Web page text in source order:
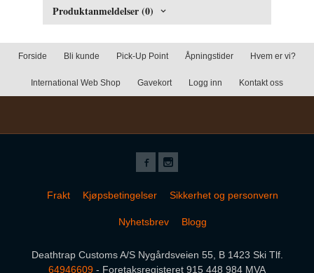
Produktanmeldelser (0)
Forside Bli kunde Pick-Up Point Åpningstider Hvem er vi?
International Web Shop Gavekort Logg inn Kontakt oss
Frakt Kjøpsbetingelser Sikkerhet og personvern
Nyhetsbrev Blogg
Deathtrap Customs A/S Nygårdsveien 55, B 1423 Ski Tlf.
64946609 - Foretaksregisteret 915 448 984 MVA